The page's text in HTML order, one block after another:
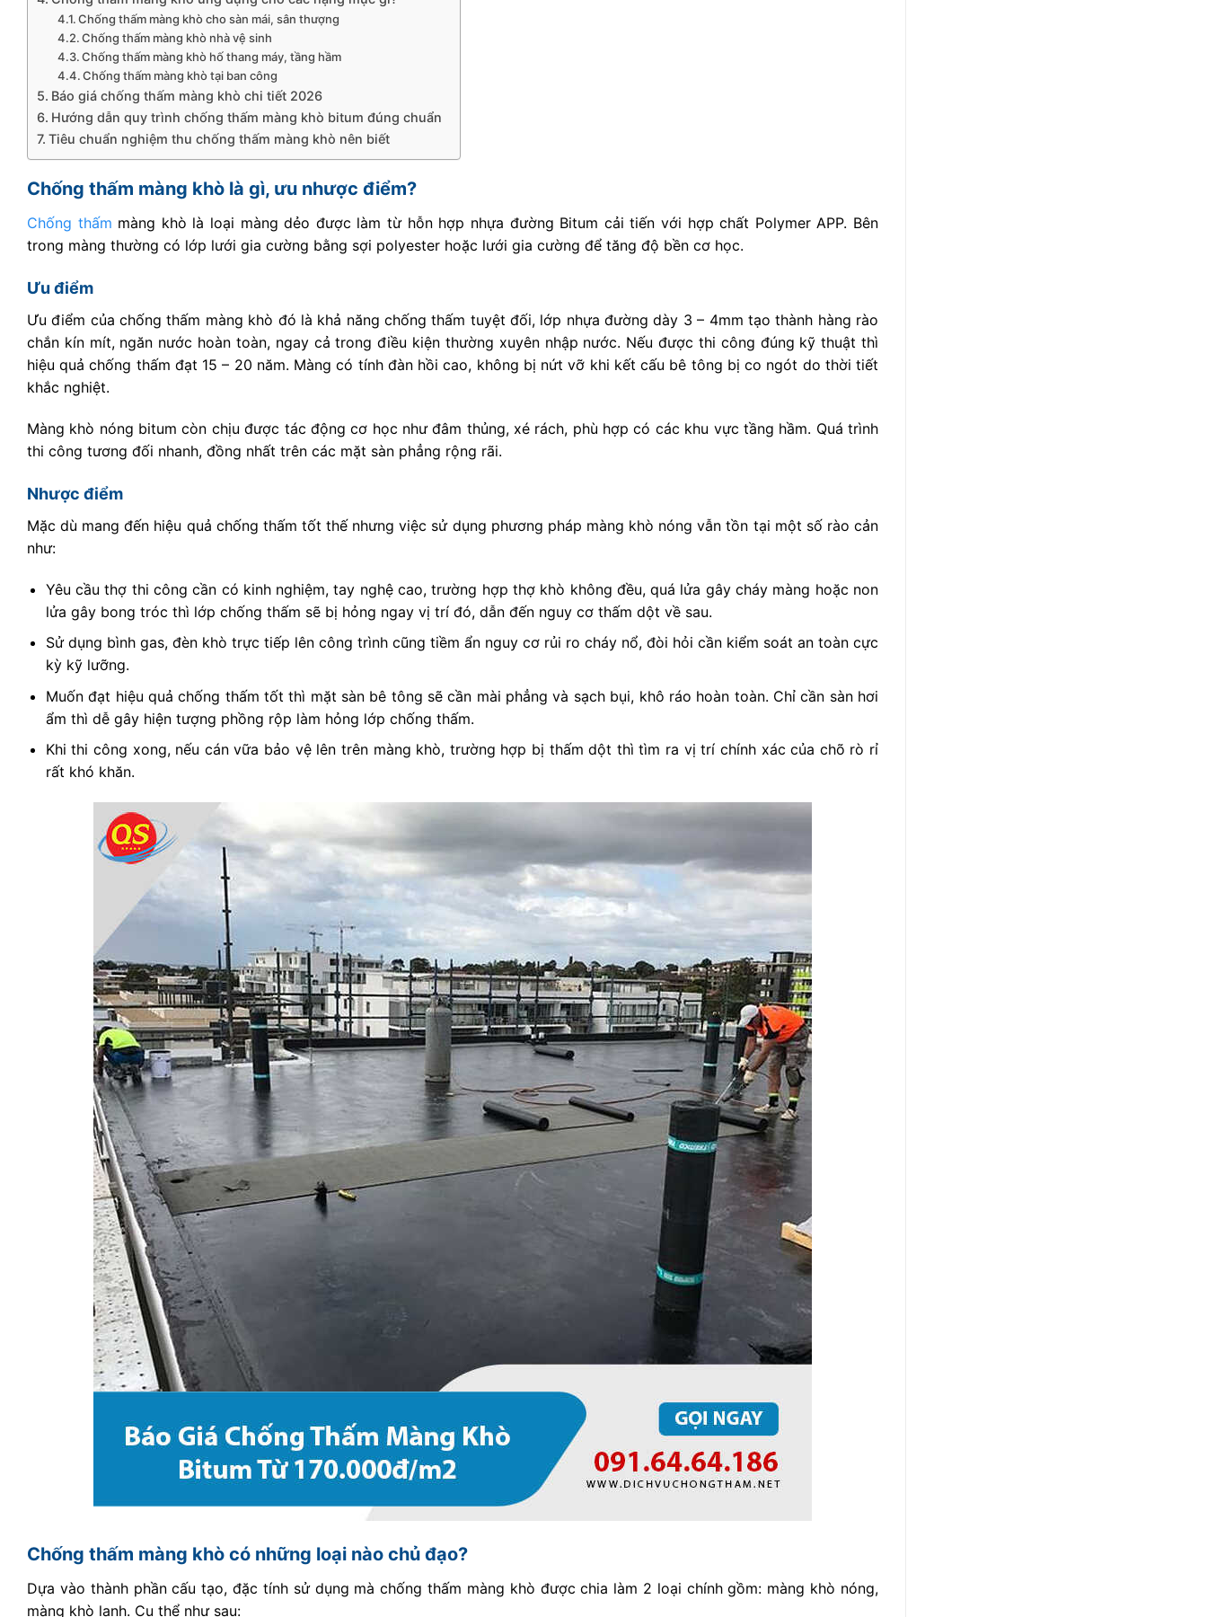
Chống thấm màng khò cho sàn mái, sân thượng
Chống thấm màng khò nhà vệ sinh
Chống thấm màng khò hố thang máy, tầng hầm
Chống thấm màng khò tại ban công
Báo giá chống thấm màng khò chi tiết 2026
Hướng dẫn quy trình chống thấm màng khò bitum đúng chuẩn
Tiêu chuẩn nghiệm thu chống thấm màng khò nên biết
Chống thấm màng khò là gì, ưu nhược điểm?
Chống thấm màng khò là loại màng dẻo được làm từ hỗn hợp nhựa đường Bitum cải tiến với hợp chất Polymer APP. Bên
trong màng thường có lớp lưới gia cường bằng sợi polyester hoặc lưới gia cường để tăng độ bền cơ học.
Ưu điểm
Ưu điểm của chống thấm màng khò đó là khả năng chống thấm tuyệt đối, lớp nhựa đường dày 3 – 4mm tạo thành hàng rào
chắn kín mít, ngăn nước hoàn toàn, ngay cả trong điều kiện thường xuyên nhập nước. Nếu được thi công đúng kỹ thuật thì
hiệu quả chống thấm đạt 15 – 20 năm. Màng có tính đàn hồi cao, không bị nứt vỡ khi kết cấu bê tông bị co ngót do thời tiết
khắc nghiệt.
Màng khò nóng bitum còn chịu được tác động cơ học như đâm thủng, xé rách, phù hợp có các khu vực tầng hầm. Quá trình
thi công tương đối nhanh, đồng nhất trên các mặt sàn phẳng rộng rãi.
Nhược điểm
Mặc dù mang đến hiệu quả chống thấm tốt thế nhưng việc sử dụng phương pháp màng khò nóng vẫn tồn tại một số rào cản
như:
Yêu cầu thợ thi công cần có kinh nghiệm, tay nghệ cao, trường hợp thợ khò không đều, quá lửa gây cháy màng hoặc non
lửa gây bong tróc thì lớp chống thấm sẽ bị hỏng ngay vị trí đó, dẫn đến nguy cơ thấm dột về sau.
Sử dụng bình gas, đèn khò trực tiếp lên công trình cũng tiềm ẩn nguy cơ rủi ro cháy nổ, đòi hỏi cần kiểm soát an toàn cực
kỳ kỹ lưỡng.
Muốn đạt hiệu quả chống thấm tốt thì mặt sàn bê tông sẽ cần mài phẳng và sạch bụi, khô ráo hoàn toàn. Chỉ cần sàn hơi
ẩm thì dễ gây hiện tượng phồng rộp làm hỏng lớp chống thấm.
Khi thi công xong, nếu cán vữa bảo vệ lên trên màng khò, trường hợp bị thấm dột thì tìm ra vị trí chính xác của chõ rò rỉ
rất khó khăn.
Chống thấm màng khò có những loại nào chủ đạo?
Dựa vào thành phần cấu tạo, đặc tính sử dụng mà chống thấm màng khò được chia làm 2 loại chính gồm: màng khò nóng,
màng khò lạnh. Cụ thể như sau: